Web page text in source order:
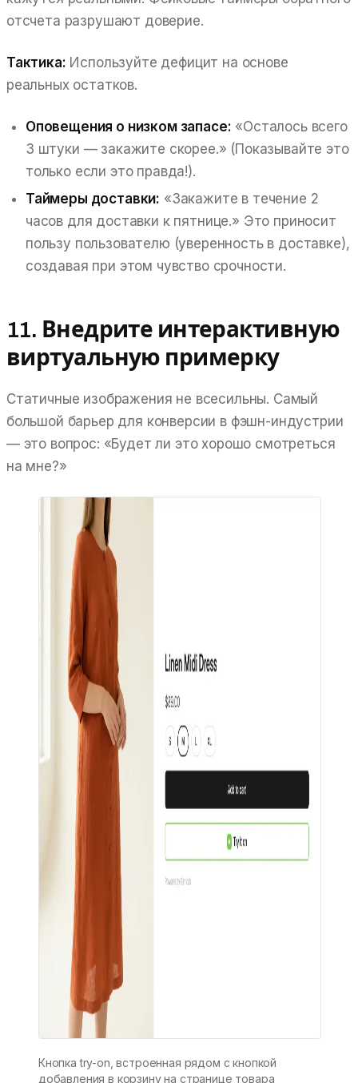
отсчета разрушают доверие.
Тактика: Используйте дефицит на основе
реальных остатков.
Оповещения о низком запасе: «Осталось всего
3 штуки — закажите скорее.» (Показывайте это
только если это правда!).
Таймеры доставки: «Закажите в течение 2
часов для доставки к пятнице.» Это приносит
пользу пользователю (уверенность в доставке),
создавая при этом чувство срочности.
11. Внедрите интерактивную
виртуальную примерку
Статичные изображения не всесильны. Самый
большой барьер для конверсии в фэшн-индустрии
— это вопрос: «Будет ли это хорошо смотреться
на мне?»
Кнопка try-on, встроенная рядом с кнопкой
добавления в корзину на странице товара